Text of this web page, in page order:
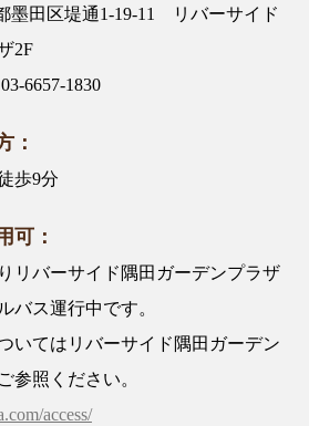
墨田区堤通1-19-11 リバーサイド
2F
6657-1830
：
歩9分
可：
リバーサイド隅田ガーデンプラザ
バス運行中です。
いてはリバーサイド隅田ガーデン
参照ください。
access/